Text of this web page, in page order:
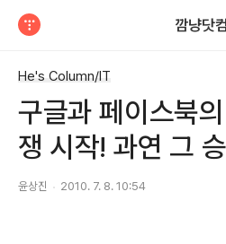
깜냥닷컴
He's Column/IT
구글과 페이스북
쟁 시작! 과연 그
윤상진 2010. 7. 8. 10:54